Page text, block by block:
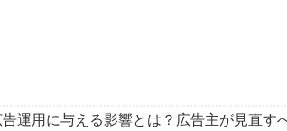
運用に与える影響とは？広告主が見直す